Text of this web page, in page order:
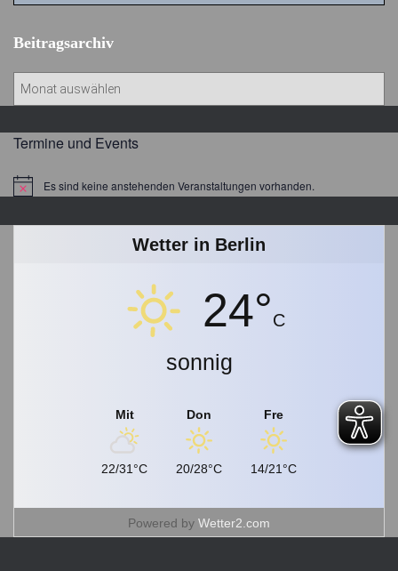
Beitragsarchiv
t
a
g
Termine und Events
HinweisEs sind keine anstehenden Veranstaltungen vorhanden.
Wetter in Berlin
24°C
sonnig
Mit
22/31°C
Don
20/28°C
Fre
14/21°C
Powered by Wetter2.com